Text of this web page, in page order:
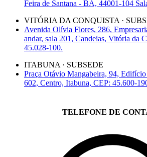
Feira de Santana - BA, 44001-104
VITÓRIA DA CONQUISTA ·
Avenida Olívia Flores, 286,
andar, sala 201, Candeias, Vitória da
45.028-100.
ITABUNA · SUBSEDE
Praça Otávio Mangabeira, 94, Edifício
602, Centro, Itabuna, CEP: 45.600-
TELEFONE DE